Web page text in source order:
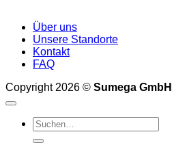
Über uns
Unsere Standorte
Kontakt
FAQ
Copyright 2026 © Sumega GmbH
Suchen
nach: